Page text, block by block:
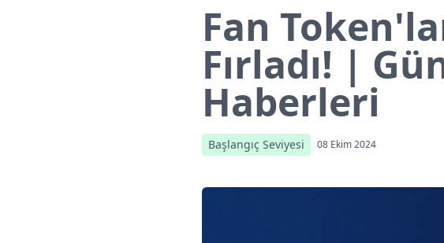
Fan
Fırladı! |
Haberleri
Başlangıç Seviyesi 08 Ekim 2024